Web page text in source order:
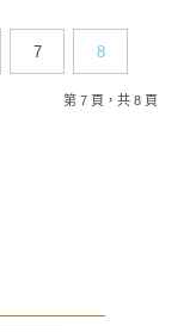
7 8
第 7 頁，共 8 頁